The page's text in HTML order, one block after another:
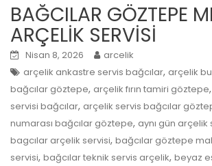
BAĞCILAR GÖZTEPE
ARÇELİK SERVİSİ
Nisan 8, 2026
arcelik
arçelik ankastre servis bağcılar, arçelik
bağcılar göztepe, arçelik fırın tamiri göztepe,
servisi bağcılar, arçelik servis bağcılar
numarası bağcılar göztepe, aynı gün
bagcılar arçelik servisi, bağcılar göztepe
servisi, bağcılar teknik servis arçelik, beyaz